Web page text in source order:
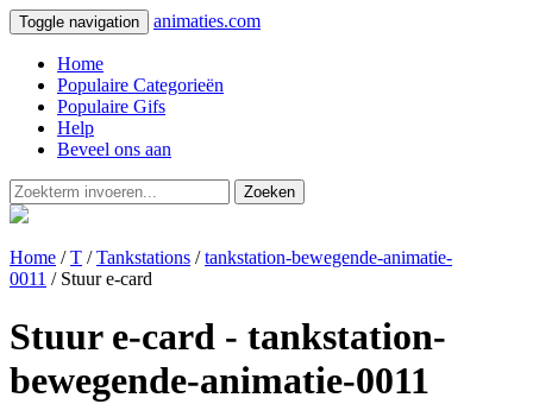
Toggle navigation animaties.com
Home
Populaire Categorieën
Populaire Gifs
Help
Beveel ons aan
Zoeken
Home /T /Tankstations /tankstation-bewegende-animatie-
0011 / Stuur e-card
Stuur e-card - tankstation-
bewegende-animatie-0011